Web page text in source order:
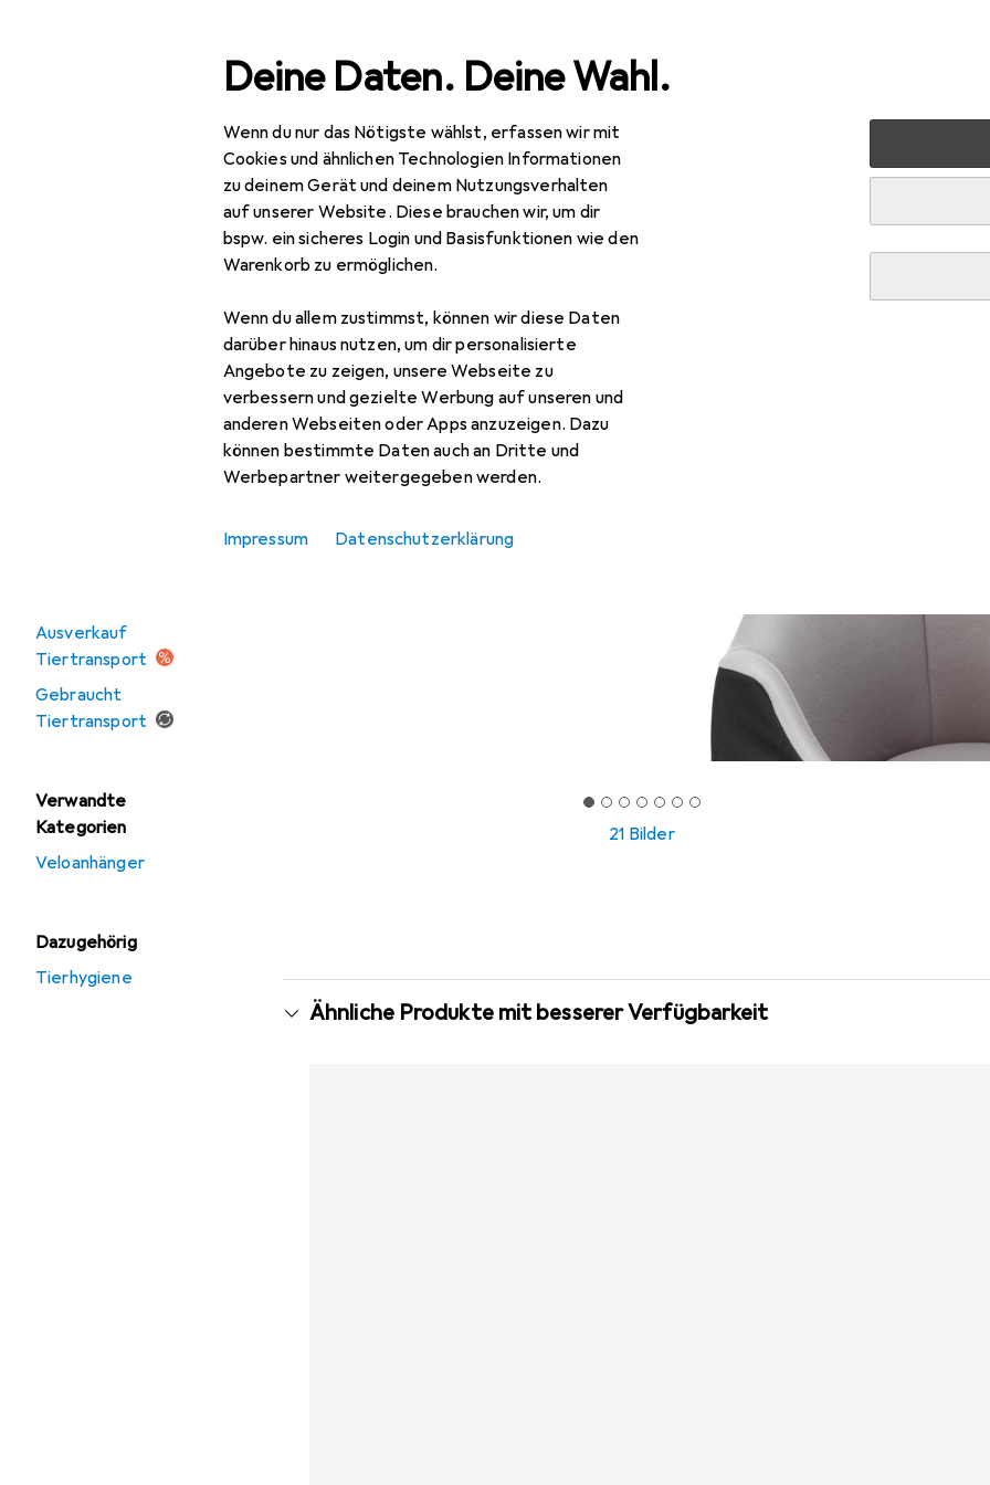
Deine Daten. Deine Wahl.
Wenn du nur das Nötigste wählst, erfassen wir mit
Cookies und ähnlichen Technologien Informationen
zu deinem Gerät und deinem Nutzungsverhalten
auf unserer Website. Diese brauchen wir, um dir
bspw. ein sicheres Login und Basisfunktionen wie den
Warenkorb zu ermöglichen.
Wenn du allem zustimmst, können wir diese Daten
darüber hinaus nutzen, um dir personalisierte
Angebote zu zeigen, unsere Webseite zu
verbessern und gezielte Werbung auf unseren und
anderen Webseiten oder Apps anzuzeigen. Dazu
können bestimmte Daten auch an Dritte und
Werbepartner weitergegeben werden.
Impressum Datenschutzerklärung
Navigation nach Kategorien
Ausverkauf
Tiertransport
Gebraucht
Tiertransport
Verwandte
Kategorien
Veloanhänger
Dazugehörig
Tierhygiene
Gesamtsortiment Tierbedarf Tiertransport
21 Bilder
Ähnliche Produkte mit besserer Verfügbarkeit